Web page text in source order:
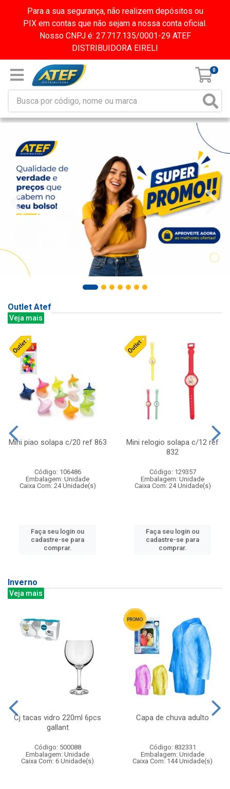
Para a sua segurança, não realizem depósitos ou
PIX em contas que não sejam a nossa conta oficial.
Nosso CNPJ é: 27.717.135/0001-29 ATEF
DISTRIBUIDORA EIRELI
0
Outlet Atef
Veja mais
Mini piao solapa c/20 ref 863
Código: 106486
Embalagem: Unidade
Caixa Com: 24 Unidade(s)
Faça seu login ou
cadastre-se para
comprar.
Mini relogio solapa c/12 ref
832
Código: 129357
Embalagem: Unidade
Caixa Com: 24 Unidade(s)
Faça seu login ou
cadastre-se para
comprar.
Inverno
Veja mais
Cj tacas vidro 220ml 6pcs
gallant
Código: 500088
Embalagem: Unidade
Caixa Com: 6 Unidade(s)
Capa de chuva adulto
Código: 832331
Embalagem: Unidade
Caixa Com: 144 Unidade(s)